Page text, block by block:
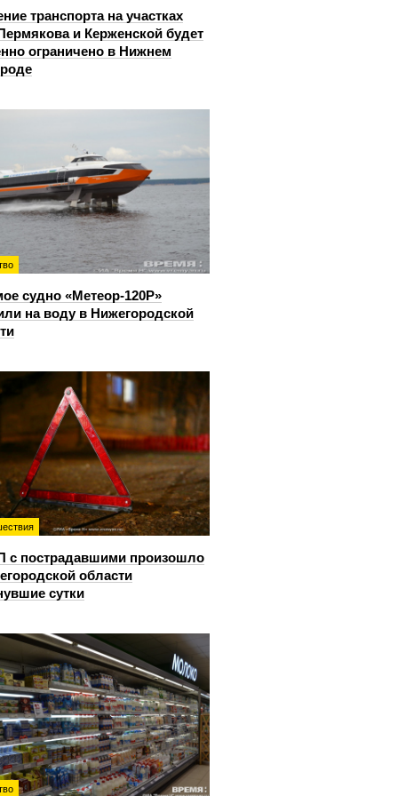
транспорта на участках
и Керженской будет
ограничено в Нижнем
судно «Метеор-120Р»
на воду в Нижегородской
с пострадавшими произошло
области
сутки